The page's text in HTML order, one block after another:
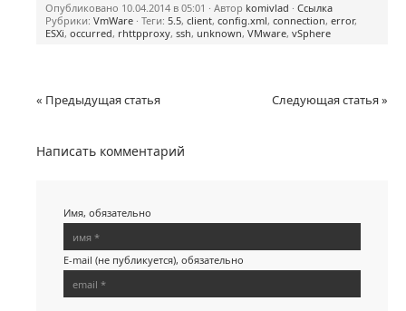
Опубликовано 10.04.2014 в 05:01 · Автор komivlad · Ссылка
Рубрики: VmWare · Теги: 5.5, client, config.xml, connection, error,
ESXi, occurred, rhttpproxy, ssh, unknown, VMware, vSphere
« Предыдущая статья Следующая статья »
Написать комментарий
Имя, обязательно
E-mail (не публикуется), обязательно